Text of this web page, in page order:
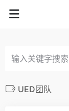
UED团队